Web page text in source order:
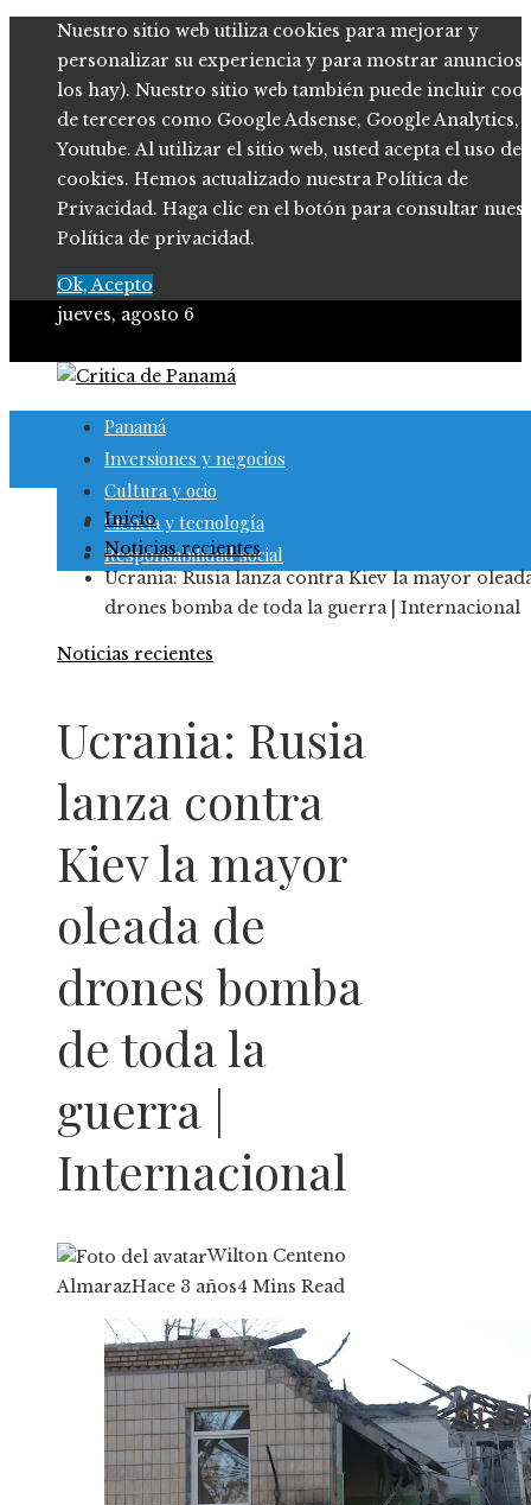
Nuestro sitio web utiliza cookies para mejorar y
personalizar su experiencia y para mostrar anuncios
los hay). Nuestro sitio web también puede incluir
de terceros como Google Adsense, Google Analytics,
Youtube. Al utilizar el sitio web, usted acepta el uso de
cookies. Hemos actualizado nuestra Política de
Privacidad. Haga clic en el botón para consultar
Política de privacidad.
Ok, Acepto
jueves, agosto 6
Panamá
Inversiones y negocios
Cultura y ocio
Ciencia y tecnología
Responsabilidad social
Inicio
Noticias recientes
Ucrania: Rusia lanza contra Kiev la mayor
drones bomba de toda la guerra | Internacional
Noticias recientes
Ucrania: Rusia
lanza contra
Kiev la mayor
oleada de
drones bomba
de toda la
guerra |
Internacional
Wilton Centeno
AlmarazHace 3 años4 Mins Read